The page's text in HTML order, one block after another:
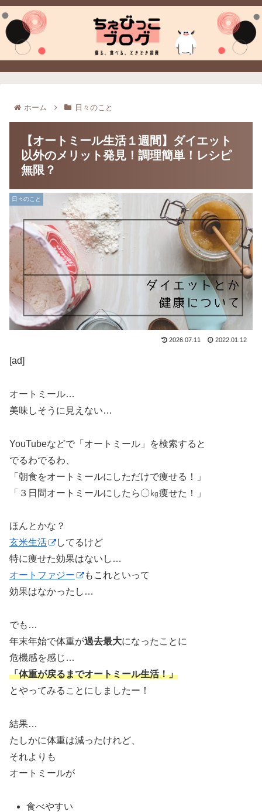
ホーム 日々のこと
【オートミール生活１週間】ダイエット
以外のメリット発見！調理簡単！レシピ
無限？
日々のこと
2026.07.11 2022.01.12
[ad]
オートミール…
美味しそうに見えない…
YouTubeなどで「オートミール」を検索すると
でるわでるわ、
「朝食をオートミールにしただけで痩せる！」
「３日間オートミールにしたら〇㎏痩せた！」
ほんとかな？
玄米生活
してるけど
特に痩せた効果はないし…
オートファジー
もこれといって
効果はなかったし…
でも…
年末年始で体重が過去最大になったことに
危機感を感じ…
「体重が戻るまでオートミール生活！」
とやってみることにしましたー！
結果…
たしかに体重は減ったけれど、
それよりも
オートミールが
食べやすい